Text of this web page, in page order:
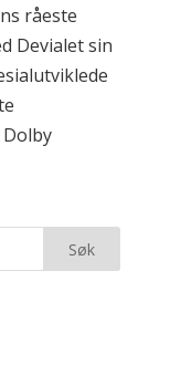
råeste
Devialet sin